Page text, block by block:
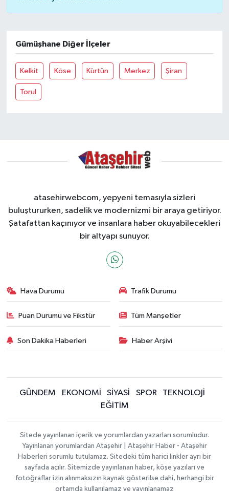
Gümüşhane Diğer İlçeler
Kelkit Köse Kürtün Merkez Şiran
Torul
atasehirwebcom, yepyeni temasıyla sizleri
buluştururken, sadelik ve modernizmi bir araya getiriyor.
Şatafattan kaçınıyor ve insanlara haber okuyabilecekleri
bir altyapı sunuyor.
Hava Durumu Trafik Durumu
Puan Durumu ve Fikstür Tüm Manşetler
Son Dakika Haberleri Haber Arşivi
GÜNDEM EKONOMİ SİYASİ SPOR
TEKNOLOJİ
EĞİTİM
Sitede yayınlanan içerik ve yorumlardan yazarları sorumludur.
Yayınlanan yorumlardan Ataşehir | Ataşehir Haber - Ataşehir
Haberleri sorumlu tutulamaz. Sitedeki tüm harici linkler ayrı bir
sayfada açılır. Sitemizde yayınlanan haber, köşe yazıları ve
fotoğraflar izin alınmaksızın kaynak gösterilse dahi, herhangi bir
ortamda kullanılamaz ve yayınlanamaz